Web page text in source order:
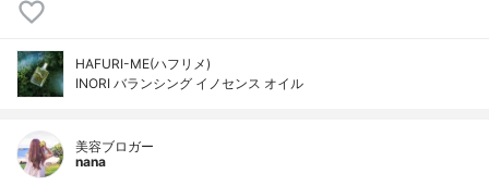
HAFURI-ME(ハフリメ)
INORI バランシング イノセンス オイル
美容ブロガー
nana